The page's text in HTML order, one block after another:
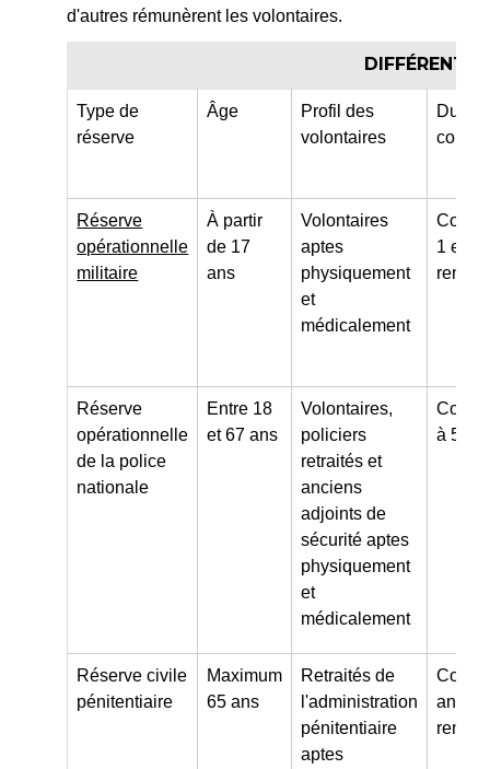
d'autres rémunèrent les volontaires.
Type de
réserve
Âge
Profil des
volontaires
Durée
contrat
Réserve
opérationnelle
militaire
À partir
de 17
ans
Volontaires
aptes
physiquement
et
médicalement
1 et 5
Réserve
opérationnelle
de la police
nationale
Entre 18
et 67 ans
Volontaires,
policiers
retraités et
anciens
adjoints de
sécurité aptes
physiquement
et
médicalement
à 5
Réserve civile
pénitentiaire
Maximum
65 ans
Retraités de
l'administration
pénitentiaire
aptes
an